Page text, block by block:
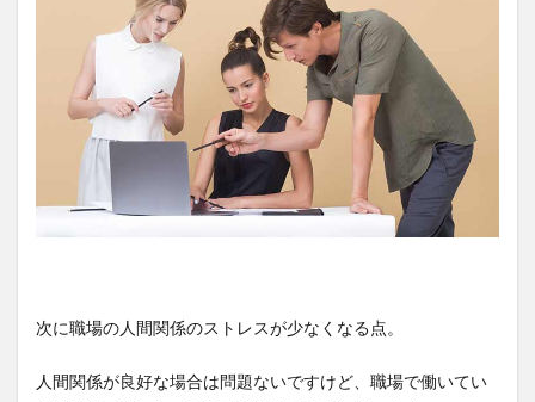
次に職場の人間関係のストレスが少なくなる点。
人間関係が良好な場合は問題ないですけど、職場で働いてい